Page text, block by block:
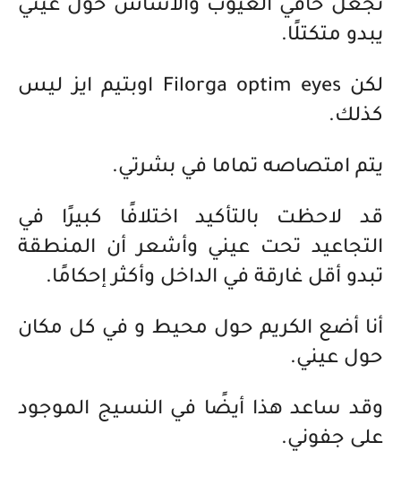
تجعل خافي العيوب والأساس حول عيني
يبدو متكتلًا.
لكن Filorga optim eyes اوبتيم ايز ليس
كذلك.
يتم امتصاصه تماما في بشرتي.
قد لاحظت بالتأكيد اختلافًا كبيرًا في
التجاعيد تحت عيني وأشعر أن المنطقة
تبدو أقل غارقة في الداخل وأكثر إحكامًا.
أنا أضع الكريم حول محيط و في كل مكان
حول عيني.
وقد ساعد هذا أيضًا في النسيج الموجود
على جفوني.